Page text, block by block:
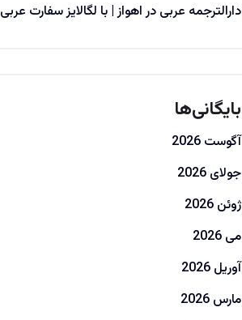
دارالترجمه عربی در اهواز | با لگالایز سفارت عربی
بایگانی‌ها
آگوست 2026
جولای 2026
ژوئن 2026
می 2026
آوریل 2026
مارس 2026